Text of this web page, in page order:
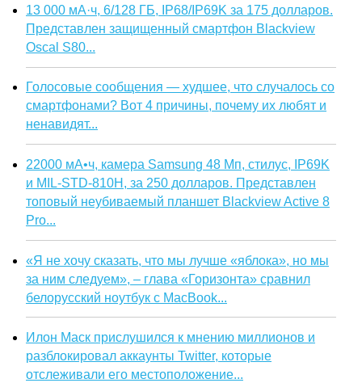
13 000 мА·ч, 6/128 ГБ, IP68/IP69K за 175 долларов.
Представлен защищенный смартфон Blackview
Oscal S80...
Голосовые сообщения — худшее, что случалось со
смартфонами? Вот 4 причины, почему их любят и
ненавидят...
22000 мА•ч, камера Samsung 48 Мп, стилус, IP69K
и MIL-STD-810H, за 250 долларов. Представлен
топовый неубиваемый планшет Blackview Active 8
Pro...
«Я не хочу сказать, что мы лучше «яблока», но мы
за ним следуем», – глава «Горизонта» сравнил
белорусский ноутбук с MacBook...
Илон Маск прислушился к мнению миллионов и
разблокировал аккаунты Twitter, которые
отслеживали его местоположение...